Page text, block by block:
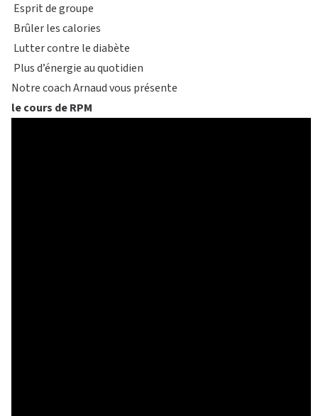
MOT
IVÉ
S’ABONNER
FORMULE D’ABONNEMENT
APPLI JOY
Esprit de groupe
Brûler les calories
Lutter contre le diabète
Plus d’énergie au quotidien
Notre coach Arnaud vous présente
le cours de RPM